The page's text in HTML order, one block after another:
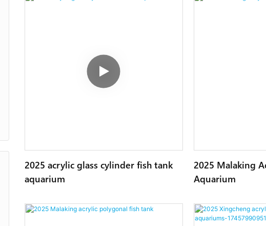
2025 acrylic glass cylinder fish tank
aquarium
2025 Malaking
Aquarium